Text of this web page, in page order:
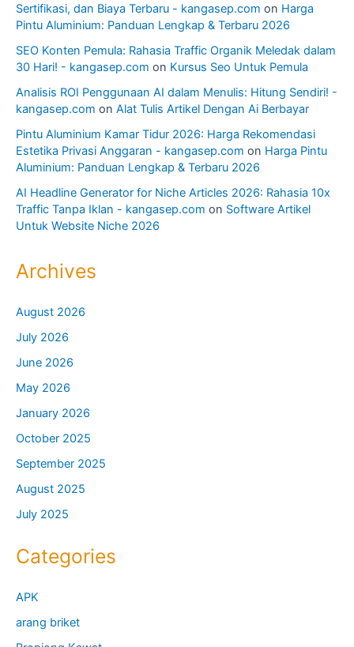
Sertifikasi, dan Biaya Terbaru - kangasep.com on Harga
Pintu Aluminium: Panduan Lengkap & Terbaru 2026
SEO Konten Pemula: Rahasia Traffic Organik Meledak dalam
30 Hari! - kangasep.com on Kursus Seo Untuk Pemula
Analisis ROI Penggunaan AI dalam Menulis: Hitung Sendiri! -
kangasep.com on Alat Tulis Artikel Dengan Ai Berbayar
Pintu Aluminium Kamar Tidur 2026: Harga Rekomendasi
Estetika Privasi Anggaran - kangasep.com on Harga Pintu
Aluminium: Panduan Lengkap & Terbaru 2026
AI Headline Generator for Niche Articles 2026: Rahasia 10x
Traffic Tanpa Iklan - kangasep.com on Software Artikel
Untuk Website Niche 2026
Archives
August 2026
July 2026
June 2026
May 2026
January 2026
October 2025
September 2025
August 2025
July 2025
Categories
APK
arang briket